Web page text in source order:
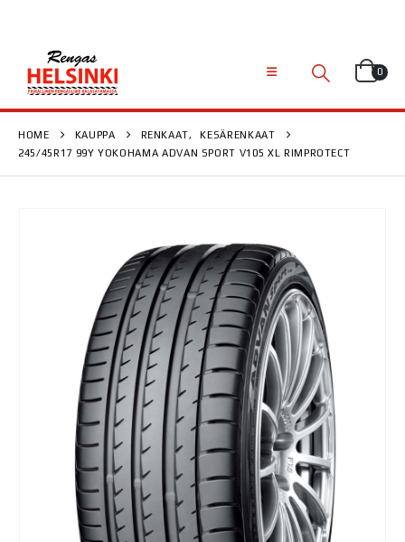
0
HOME KAUPPA RENKAAT,
KESÄRENKAAT
245/45R17 99Y YOKOHAMA ADVAN SPORT V105 XL RIMPROTECT